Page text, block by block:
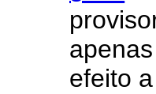
efeito